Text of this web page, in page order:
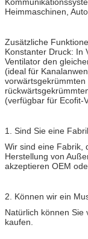
Heimmaschinen,
Zusätzliche
Konstanter Druck: In
Ventilator den
(ideal für
(verfügbar für Ecofit-
1. Sind Sie eine
Wir sind eine Fabrik,
Herstellung von
akzeptieren OEM
2. Können wir ein
Natürlich können
kaufen.